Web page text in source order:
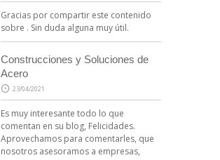
Gracias por compartir este contenido
sobre . Sin duda alguna muy útil.
Construcciones y Soluciones de
Acero
23/04/2021
Es muy interesante todo lo que
comentan en su blog, Felicidades.
Aprovechamos para comentarles, que
nosotros asesoramos a empresas,